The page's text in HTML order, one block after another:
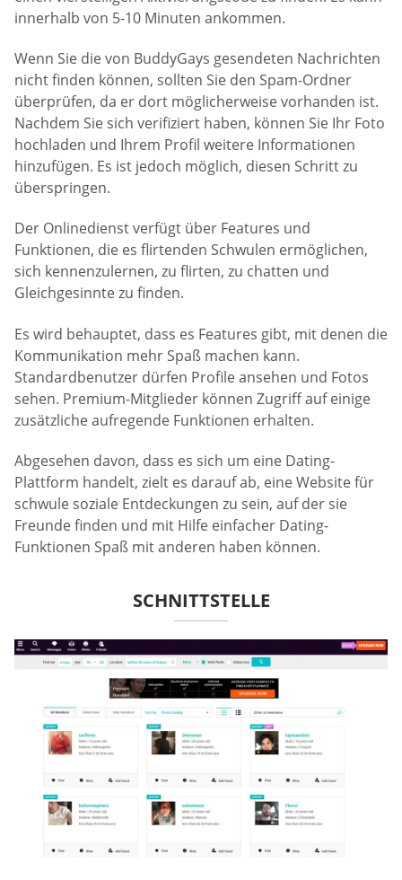
innerhalb von 5-10 Minuten ankommen.
Wenn Sie die von BuddyGays gesendeten Nachrichten
nicht finden können, sollten Sie den Spam-Ordner
überprüfen, da er dort möglicherweise vorhanden ist.
Nachdem Sie sich verifiziert haben, können Sie Ihr Foto
hochladen und Ihrem Profil weitere Informationen
hinzufügen. Es ist jedoch möglich, diesen Schritt zu
überspringen.
Der Onlinedienst verfügt über Features und
Funktionen, die es flirtenden Schwulen ermöglichen,
sich kennenzulernen, zu flirten, zu chatten und
Gleichgesinnte zu finden.
Es wird behauptet, dass es Features gibt, mit denen die
Kommunikation mehr Spaß machen kann.
Standardbenutzer dürfen Profile ansehen und Fotos
sehen. Premium-Mitglieder können Zugriff auf einige
zusätzliche aufregende Funktionen erhalten.
Abgesehen davon, dass es sich um eine Dating-
Plattform handelt, zielt es darauf ab, eine Website für
schwule soziale Entdeckungen zu sein, auf der sie
Freunde finden und mit Hilfe einfacher Dating-
Funktionen Spaß mit anderen haben können.
SCHNITTSTELLE